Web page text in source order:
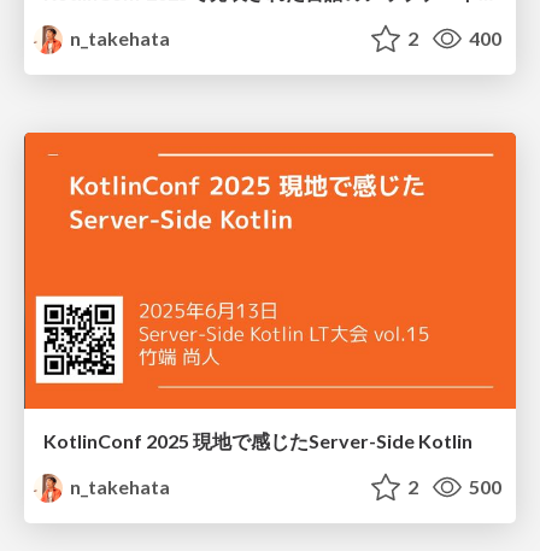
n_takehata
2 400
KotlinConf 2025 現地で感じたServer-Side Kotlin
n_takehata
2 500